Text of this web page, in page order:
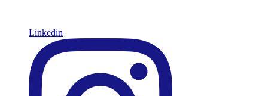
Linkedin